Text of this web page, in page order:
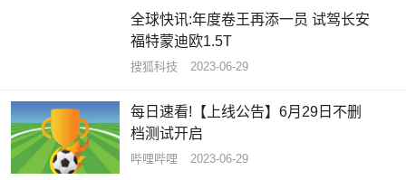
全球快讯:年度卷王再添一员 试驾长安
福特蒙迪欧1.5T
搜狐科技 2023-06-29
每日速看!【上线公告】6月29日不删
档测试开启
哔哩哔哩 2023-06-29